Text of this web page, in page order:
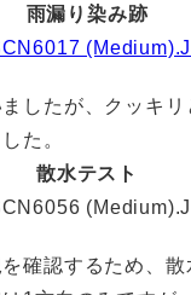
雨漏り染み跡
したが、クッキリ
た。
散水テスト
確認するため、